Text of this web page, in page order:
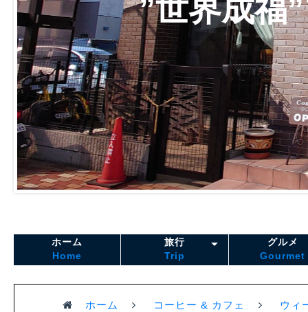
”世界成福
ホーム
Home
旅行
Trip
グルメ
Gourmet
ホーム コーヒー & カフェ ウィ